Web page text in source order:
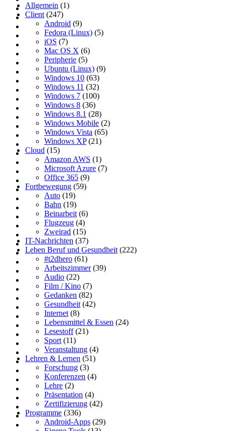
Allgemein (1)
Client (247)
Android (9)
Fedora (Linux) (5)
iOS (7)
Mac OS X (6)
Peripherie (5)
Ubuntu (Linux) (9)
Windows 10 (63)
Windows 11 (32)
Windows 7 (100)
Windows 8 (36)
Windows 8.1 (28)
Windows Mobile (2)
Windows Vista (65)
Windows XP(21)
Cloud (15)
Amazon AWS (1)
Microsoft Azure (7)
Office 365 (9)
Fortbewegung (59)
Auto (19)
Bahn (19)
Beinarbeit (6)
Flugzeug (4)
Zweirad (15)
IT-Nachrichten (37)
Leben Beruf und Gesundheit (222)
#t2dhero (61)
Arbeitszimmer(39)
Audio (22)
Film / Kino (7)
Gedanken (82)
Gesundheit (42)
Internet (8)
Lebensmittel & Essen (24)
Lesestoff(21)
Sport (11)
Veranstaltung (4)
Lehren & Lernen (51)
Forschung (3)
Konferenzen (4)
Lehre (2)
Präsentation (4)
Zertifizierung (42)
Programme (336)
Android-Apps (29)